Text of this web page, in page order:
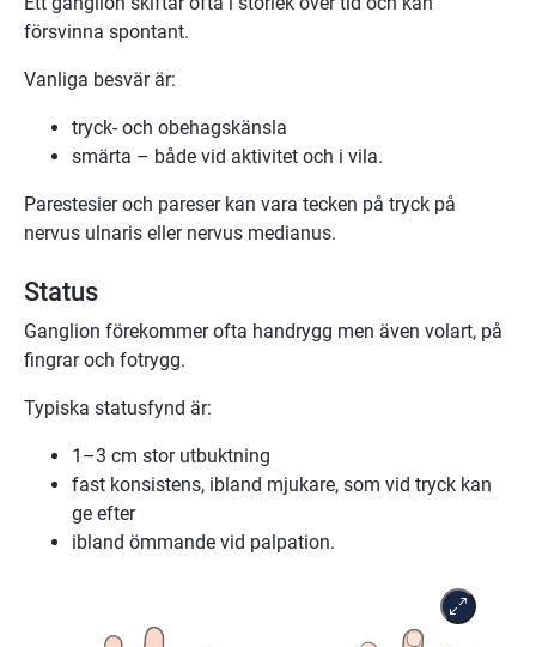
försvinna spontant.
Vanliga besvär är:
tryck- och obehagskänsla
smärta – både vid aktivitet och i vila.
Parestesier och pareser kan vara tecken på tryck på
nervus ulnaris eller nervus medianus.
Status
Ganglion förekommer ofta handrygg men även volart, på
fingrar och fotrygg.
Typiska statusfynd är:
1–3 cm stor utbuktning
fast konsistens, ibland mjukare, som vid tryck kan
ge efter
ibland ömmande vid palpation.